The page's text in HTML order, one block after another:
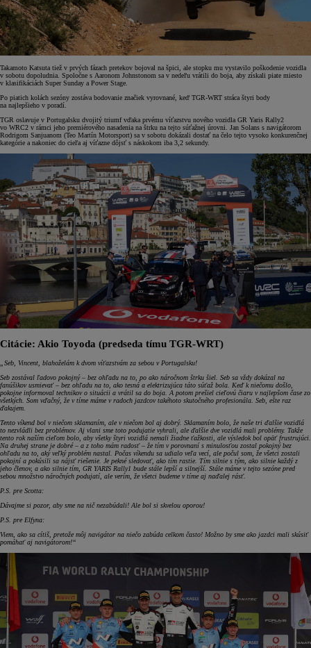
Takamoto Katsuta tiež v prvých fázach pretekov bojoval na špici, ale stopku mu vystavilo poškodenie vozidla
v sobotu dopoludnia. Spoločne s Aaronom Johnstonom sa v nedeľu vrátili do boja, aby získali piate miesto
v klasifikáciách Super Sunday a Power Stage.
Po piatich kolách sezóny zostáva bodovanie značiek vyrovnané, keď TGR-WRT stráca štyri body
na najlepšieho v poradí.
TGR oslavuje v Portugalsku dvojitý triumf vďaka prvému víťazstvu nového vozidla GR Yaris Rally2
vo WRC2 v rámci jeho premiérového nasadenia na štrku na tejto súťažnej úrovni. Jan Solans s navigátorom
Rodrigom Sanjuanom (Teo Martín Motorsport) sa v sobotu dokázali dostať na čelo tejto vysoko konkurenčnej
kategórie a nakoniec do cieľa aj víťazne dôjsť s náskokom iba 3,2 sekundy.
Citácie: Akio Toyoda (predseda tímu TGR-WRT)
„Seb, Vincent, blahoželám k dvom víťazstvám za sebou v Portugalsku!
Seb zostával ľadovo pokojný – bez ohľadu na to, po ako náročnom štrku šiel. Seb sa vždy dokázal na
fanúšikov usmievať – bez ohľadu na to, ako tesná a elektrizujúca táto súťaž bola. Keď k niečomu došlo,
pokojne informoval technikov o situácii a vrátil sa do boja. A potom prešiel cieľovú čiaru v najlepšom čase zo
všetkých. Som vďačný, že v tíme máme v radoch jazdcov takéhoto skutočného profesionála. Seb, ešte raz
ďakujem.
Tento víkend bol v niečom sklamaním, ale v niečom bol aj dobrý. Sklamaním bolo, že naše tri ďalšie vozidlá
to nezvládli bez problémov. Aj vlani sme toto podujatie vyhrali, ale ďalšie dve vozidlá mali problémy. Takže
tento rok naším cieľom bolo, aby všetky štyri vozidlá nemali žiadne ťažkosti, ale výsledok bol opäť frustrujúci.
Na druhej strane je dobré – a z toho mám radosť – že tím v porovnaní s minulosťou zostal pokojný bez
ohľadu na to, aký veľký problém nastal. Počas víkendu sa udialo veľa vecí, ale počul som, že všetci zostali
pokojní a pokúsili sa nájsť riešenie. Je pekné sledovať, ako tím rastie. Tím silnie s tým, ako silnie každý z
jeho členov, a ako silnie tím, GR YARIS Rally1 bude stále lepší a silnejší. Stále máme v tejto sezóne pred
sebou množstvo náročných podujatí, ale verím, že všetci budeme v tíme aj naďalej rásť.
P.S. pre Scotta:
Dávajme si pozor, aby sme na nič nezabúdali! Ale bol si skvelou oporou!
P.S. pre Elfyna:
Viem, ako sa cítiš, pretože môj navigátor na niečo zabúda celkom často! Možno by sme ako jazdci mali skúsiť
pomáhať aj navigátorom!“